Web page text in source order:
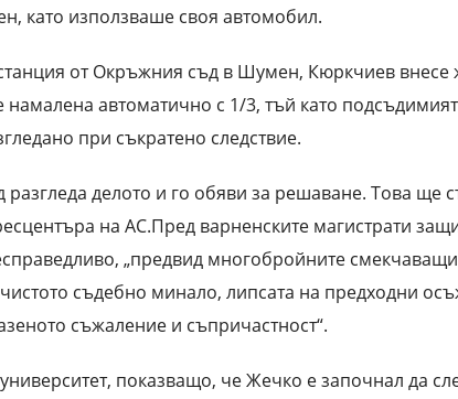
като използваше своя автомобил.
от Окръжния съд в Шумен, Кюркчиев
автоматично с 1/3, тъй като
при съкратено следствие.
делото и го обяви за решаване. Това ще
на АС.Пред варненските магистрати
„предвид многобройните смекчаващи
съдебно минало, липсата на предходни
съжаление и съпричастност“.
показващо, че Жечко е започнал да